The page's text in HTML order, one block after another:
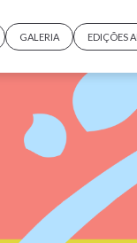
GALERIA EDIÇÕES